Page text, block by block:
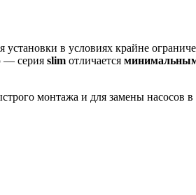
в условиях крайне
— серия slim отличается
монтажа и для замены насосов в